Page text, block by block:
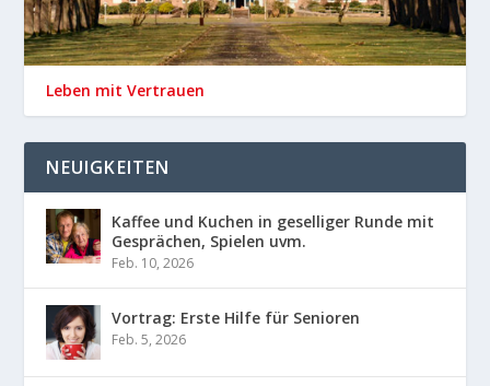
Leben mit Vertrauen
NEUIGKEITEN
Kaffee und Kuchen in geselliger Runde mit
Gesprächen, Spielen uvm.
Feb. 10, 2026
Vortrag: Erste Hilfe für Senioren
Feb. 5, 2026